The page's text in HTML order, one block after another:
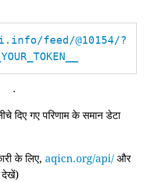
feed/@10154/?
.
दिए गए परिणाम के समान डेटा
के लिए, aqicn.org/api/ और
देखें)